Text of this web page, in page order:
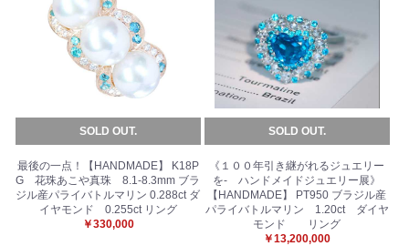
SOLD OUT.
最後の一点！【HANDMADE】 K18P
G 花珠あこや真珠 8.1-8.3mm ブラ
ジル産パライバトルマリン 0.288ct ダ
イヤモンド 0.255ct リング
￥330,000
SOLD OUT.
《１００年引き継がれるジュエリー
を- ハンドメイドジュエリー展》
【HANDMADE】 PT950 ブラジル産
パライバトルマリン 1.20ct ダイヤ
モンド リング
￥13,200,000